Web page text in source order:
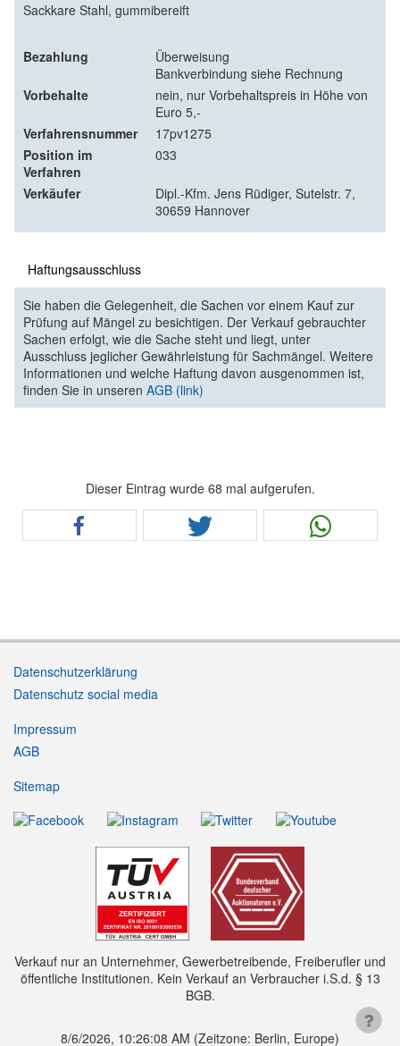
Sackkare Stahl, gummibereift
Bezahlung
Überweisung
Bankverbindung siehe Rechnung
Vorbehalte
nein, nur Vorbehaltspreis in Höhe von
Euro 5,-
Verfahrensnummer
17pv1275
Position im
Verfahren
033
Verkäufer
Dipl.-Kfm. Jens Rüdiger, Sutelstr. 7,
30659 Hannover
Haftungsausschluss
Sie haben die Gelegenheit, die Sachen vor einem Kauf zur
Prüfung auf Mängel zu besichtigen. Der Verkauf gebrauchter
Sachen erfolgt, wie die Sache steht und liegt, unter
Ausschluss jeglicher Gewährleistung für Sachmängel. Weitere
Informationen und welche Haftung davon ausgenommen ist,
finden Sie in unseren AGB (link)
Dieser Eintrag wurde 68 mal aufgerufen.
Datenschutzerklärung
Datenschutz social media
Impressum
AGB
Sitemap
Verkauf nur an Unternehmer, Gewerbetreibende, Freiberufler und
öffentliche Institutionen. Kein Verkauf an Verbraucher i.S.d. § 13
BGB.
8/6/2026, 10:26:09 AM (Zeitzone: Berlin, Europe)